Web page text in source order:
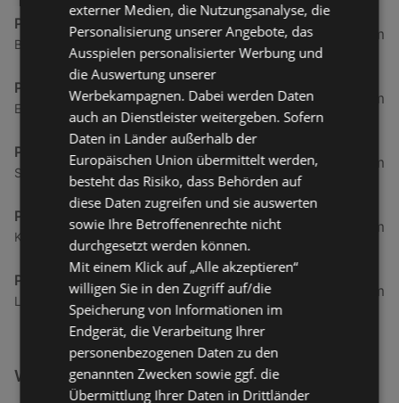
Pimkie - Wörgl
Bahnhofstraße 25, 6300 Wörgl
185,42 km
Pimkie - Salzburg Europark
Europastraße 148, 5020 Salzburg
258,25 km
Pimkie - Shopping City Wels
Salzburger Straße 215, 4600 Wels
335,54 km
Pimkie - Atrio Shopping
Kärntner Straße 34, 9500 Villach
335,72 km
Pimkie - Linz
Landstraße 28, 4020 Linz
361,94 km
Weitere Mode & Lifestyle Filialen in der Nähe
externer Medien, die Nutzungsanalyse, die
Personalisierung unserer Angebote, das
Ausspielen personalisierter Werbung und
die Auswertung unserer
Werbekampagnen. Dabei werden Daten
auch an Dienstleister weitergeben. Sofern
Daten in Länder außerhalb der
Europäischen Union übermittelt werden,
besteht das Risiko, dass Behörden auf
diese Daten zugreifen und sie auswerten
sowie Ihre Betroffenenrechte nicht
durchgesetzt werden können.
Mit einem Klick auf „Alle akzeptieren“
willigen Sie in den Zugriff auf/die
Speicherung von Informationen im
Endgerät, die Verarbeitung Ihrer
personenbezogenen Daten zu den
genannten Zwecken sowie ggf. die
Übermittlung Ihrer Daten in Drittländer